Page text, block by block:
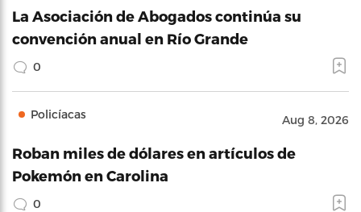
La Asociación de Abogados continúa su
convención anual en Río Grande
0
Policíacas Aug 8, 2026
Roban miles de dólares en artículos de
Pokemón en Carolina
0